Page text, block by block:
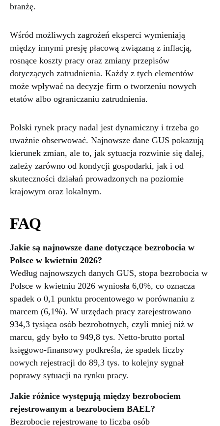
branżę.
Wśród możliwych zagrożeń eksperci wymieniają
między innymi presję płacową związaną z inflacją,
rosnące koszty pracy oraz zmiany przepisów
dotyczących zatrudnienia. Każdy z tych elementów
może wpływać na decyzje firm o tworzeniu nowych
etatów albo ograniczaniu zatrudnienia.
Polski rynek pracy nadal jest dynamiczny i trzeba go
uważnie obserwować. Najnowsze dane GUS pokazują
kierunek zmian, ale to, jak sytuacja rozwinie się dalej,
zależy zarówno od kondycji gospodarki, jak i od
skuteczności działań prowadzonych na poziomie
krajowym oraz lokalnym.
FAQ
Jakie są najnowsze dane dotyczące bezrobocia w
Polsce w kwietniu 2026?
Według najnowszych danych GUS, stopa bezrobocia w
Polsce w kwietniu 2026 wyniosła 6,0%, co oznacza
spadek o 0,1 punktu procentowego w porównaniu z
marcem (6,1%). W urzędach pracy zarejestrowano
934,3 tysiąca osób bezrobotnych, czyli mniej niż w
marcu, gdy było to 949,8 tys. Netto-brutto portal
księgowo-finansowy podkreśla, że spadek liczby
nowych rejestracji do 89,3 tys. to kolejny sygnał
poprawy sytuacji na rynku pracy.
Jakie różnice występują między bezrobociem
rejestrowanym a bezrobociem BAEL?
Bezrobocie rejestrowane to liczba osób